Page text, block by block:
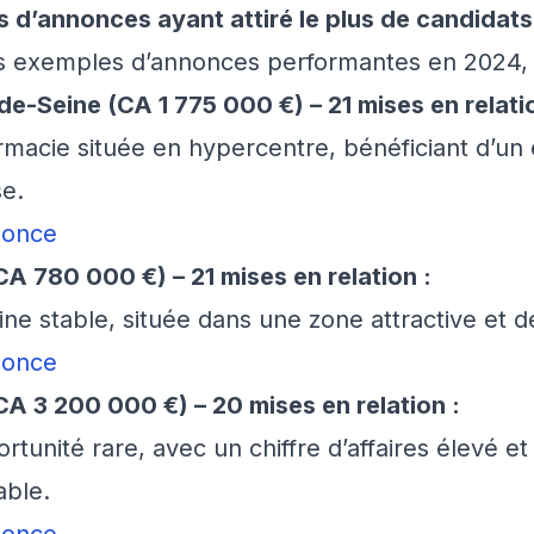
d’annonces ayant attiré le plus de
exemples d’annonces performantes en
Seine (CA 1 775 000 €) – 21 mises en
située en hypercentre, bénéficiant
780 000 €) – 21 mises en relation :
stable, située dans une zone attractive et
3 200 000 €) – 20 mises en relation :
rare, avec un chiffre d’affaires élevé